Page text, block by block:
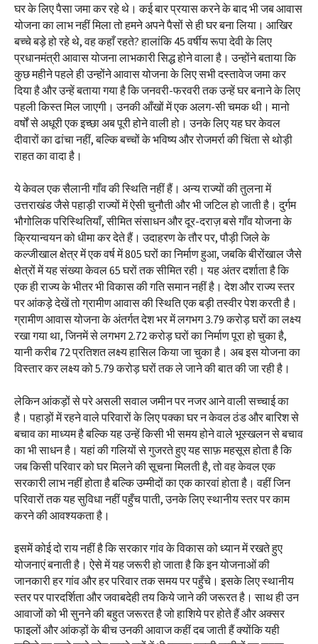
घर के लिए पैसा जमा कर रहे थे। कई बार प्रयास करने के बाद भी जब आवास
योजना का लाभ नहीं मिला तो हमने अपने पैसों से ही घर बना लिया। आखिर
बच्चे बड़े हो रहे थे, वह कहाँ रहते? हालांकि 45 वर्षीय रूपा देवी के लिए
प्रधानमंत्री आवास योजना लाभकारी सिद्ध होने वाला है। उन्होंने बताया कि
कुछ महीने पहले ही उन्होंने आवास योजना के लिए सभी दस्तावेज जमा कर
दिया है और उन्हें बताया गया है कि जनवरी-फरवरी तक उन्हें घर बनाने के लिए
पहली किस्त मिल जाएगी। उनकी आँखों में एक अलग-सी चमक थी। मानो
वर्षों से अधूरी एक इच्छा अब पूरी होने वाली हो। उनके लिए यह घर केवल
दीवारों का ढांचा नहीं, बल्कि बच्चों के भविष्य और रोजमर्रा की चिंता से थोड़ी
राहत का वादा है।
ये केवल एक सैलानी गाँव की स्थिति नहीं हैं। अन्य राज्यों की तुलना में
उत्तराखंड जैसे पहाड़ी राज्यों में ऐसी चुनौती और भी जटिल हो जाती है। दुर्गम
भौगोलिक परिस्थितियाँ, सीमित संसाधन और दूर-दराज़ बसे गाँव योजना के
क्रियान्वयन को धीमा कर देते हैं। उदाहरण के तौर पर, पौड़ी जिले के
कल्जीखाल क्षेत्र में एक वर्ष में 805 घरों का निर्माण हुआ, जबकि बीरोंखाल जैसे
क्षेत्रों में यह संख्या केवल 65 घरों तक सीमित रही। यह अंतर दर्शाता है कि
एक ही राज्य के भीतर भी विकास की गति समान नहीं है। देश और राज्य स्तर
पर आंकड़े देखें तो ग्रामीण आवास की स्थिति एक बड़ी तस्वीर पेश करती है।
ग्रामीण आवास योजना के अंतर्गत देश भर में लगभग 3.79 करोड़ घरों का लक्ष्य
रखा गया था, जिनमें से लगभग 2.72 करोड़ घरों का निर्माण पूरा हो चुका है,
यानी करीब 72 प्रतिशत लक्ष्य हासिल किया जा चुका है। अब इस योजना का
विस्तार कर लक्ष्य को 5.79 करोड़ घरों तक ले जाने की बात की जा रही है।
लेकिन आंकड़ों से परे असली सवाल जमीन पर नजर आने वाली सच्चाई का
है। पहाड़ों में रहने वाले परिवारों के लिए पक्का घर न केवल ठंड और बारिश से
बचाव का माध्यम है बल्कि यह उन्हें किसी भी समय होने वाले भूस्खलन से बचाव
का भी साधन है। यहां की गलियों से गुजरते हुए यह साफ़ महसूस होता है कि
जब किसी परिवार को घर मिलने की सूचना मिलती है, तो वह केवल एक
सरकारी लाभ नहीं होता है बल्कि उम्मीदों का एक कारवां होता है। वहीं जिन
परिवारों तक यह सुविधा नहीं पहुँच पाती, उनके लिए स्थानीय स्तर पर काम
करने की आवश्यकता है।
इसमें कोई दो राय नहीं है कि सरकार गांव के विकास को ध्यान में रखते हुए
योजनाएं बनाती है। ऐसे में यह जरूरी हो जाता है कि इन योजनाओं की
जानकारी हर गांव और हर परिवार तक समय पर पहुँचे। इसके लिए स्थानीय
स्तर पर पारदर्शिता और जवाबदेही तय किये जाने की जरूरत है। साथ ही उन
आवाजों को भी सुनने की बहुत जरूरत है जो हाशिये पर होते हैं और अक्सर
फाइलों और आंकड़ों के बीच उनकी आवाज कहीं दब जाती हैं क्योंकि यही